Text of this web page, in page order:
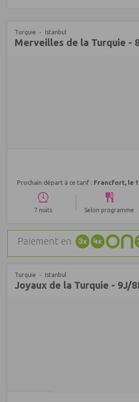
Turquie Istanbul
Merveilles de la Turquie -
Prochain départ à ce tarif : Francfort, le
7 nuits Selon programme
Paiement en
Turquie Istanbul
Joyaux de la Turquie - 9J/